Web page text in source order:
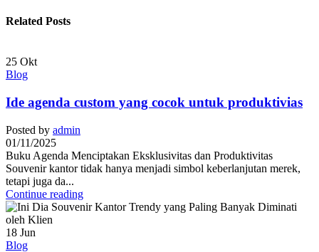
Related Posts
25 Okt
Blog
Ide agenda custom yang cocok untuk produktivias
Posted by admin
01/11/2025
Buku Agenda Menciptakan Eksklusivitas dan Produktivitas
Souvenir kantor tidak hanya menjadi simbol keberlanjutan merek,
tetapi juga da...
Continue reading
18 Jun
Blog